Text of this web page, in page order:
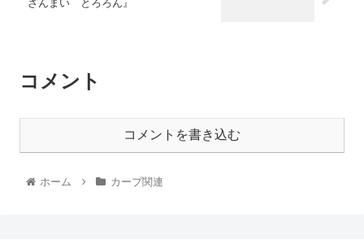
ざんまい とろろん』
コメント
コメントを書き込む
ホーム カープ関連